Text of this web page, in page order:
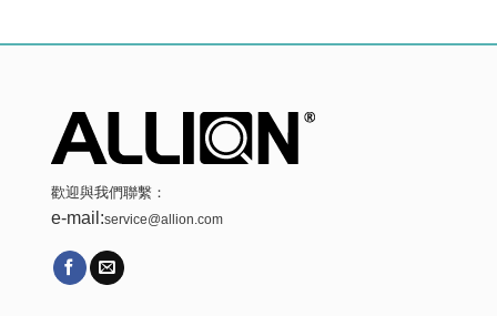
歡迎與我們聯繫：
e-mail:service@allion.com